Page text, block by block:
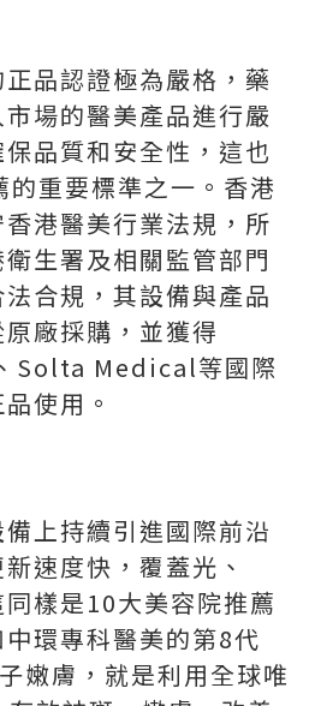
品認證極為嚴格，藥
場的醫美產品進行嚴
品質和安全性，這也
重要標準之一。香港
港醫美行業法規，所
生署及相關監管部門
合規，其設備與產品
廠採購，並獲得
Solta Medical等國際
使用。
上持續引進國際前沿
速度快，覆蓋光、
樣是10大美容院推薦
環專科醫美的第8代
嫩膚，就是利用全球唯